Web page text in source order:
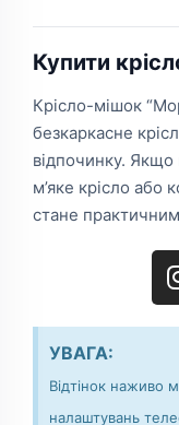
Купити
Крісло-мішок
безкаркасне
відпочинку. Якщо
м’яке крісло
стане
УВАГА:
Відтінок наживо
налаштувань